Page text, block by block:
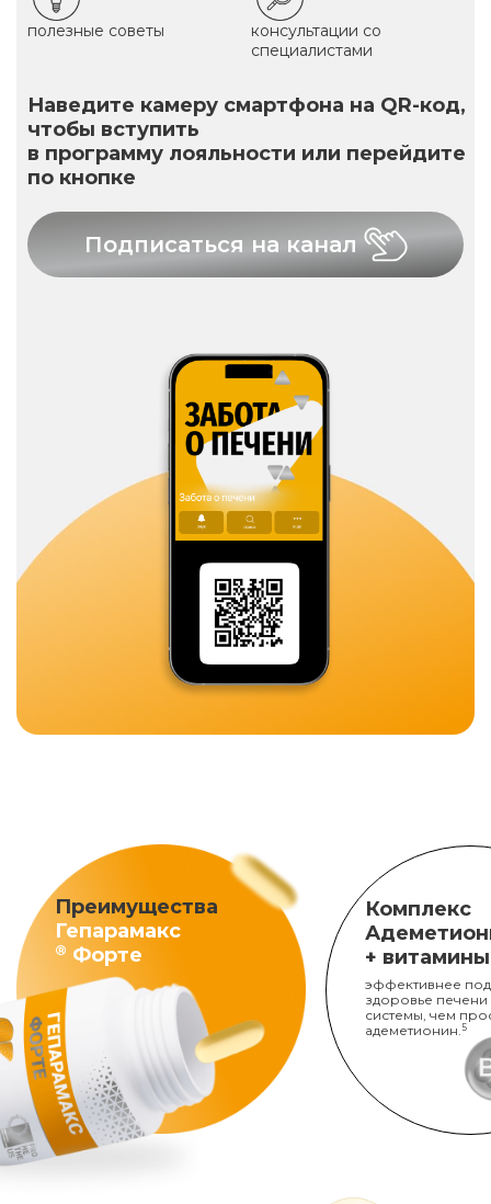
полезные советы
консультации со
специалистами
Наведите камеру смартфона на QR-код,
чтобы вступить
в программу лояльности или перейдите
по кнопке
Подписаться на канал
Преимущества
Гепарамакс
® Форте
Комплекс
+
эффективнее
здоровье печени
системы, чем
адеметионин. 5